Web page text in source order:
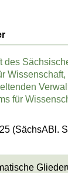
des
Wissenschaft,
für
(SächsABl.